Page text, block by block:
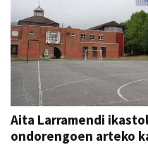
Aita Larramendi
ondorengoen arteko